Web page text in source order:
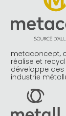
metaconcept,
réalise et
développe des
industrie